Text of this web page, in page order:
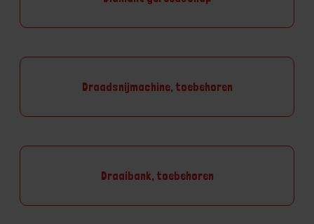
Draadsnijmachine, toebehoren
Draaibank, toebehoren